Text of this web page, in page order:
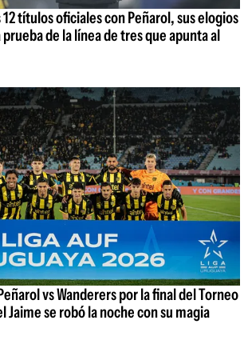
títulos oficiales con Peñarol, sus elogios
prueba de la línea de tres que apunta al
vs Wanderers por la final del Torneo
se robó la noche con su magia